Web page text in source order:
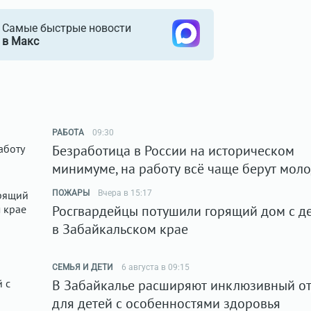
Самые быстрые новости
в Макс
РАБОТА 09:30
Безработица в России на историческом
минимуме, на работу всё чаще берут
ПОЖАРЫ Вчера в 15:17
Росгвардейцы потушили горящий дом с
в Забайкальском крае
СЕМЬЯ И ДЕТИ 6 августа в 09:15
В Забайкалье расширяют инклюзивный
для детей с особенностями здоровья